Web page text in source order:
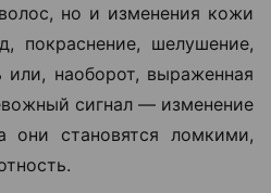
но и изменения кожи
покраснение, шелушение,
наоборот, выраженная
сигнал — изменение
они становятся ломкими,